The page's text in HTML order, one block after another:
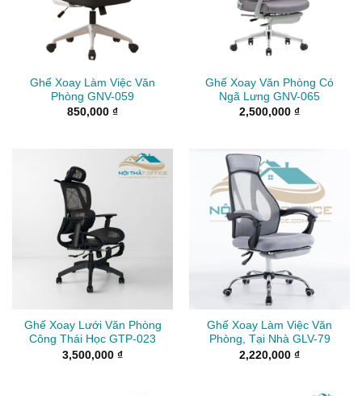
Ghế Xoay Làm Việc Văn
Phòng GNV-059
850,000 ₫
Ghế Xoay Văn Phòng Có
Ngã Lưng GNV-065
2,500,000 ₫
Ghế Xoay Lưới Văn Phòng
Công Thái Học GTP-023
3,500,000 ₫
Ghế Xoay Làm Việc Văn
Phòng, Tại Nhà GLV-79
2,220,000 ₫